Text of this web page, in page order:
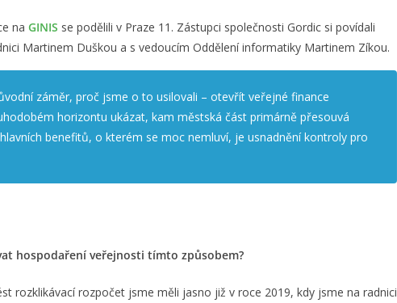
na GINIS se podělili v Praze 11. Zástupci společnosti Gordic si povídali
Martinem Duškou a s vedoucím Oddělení informatiky Martinem Zíkou.
záměr, proč jsme o to usilovali – otevřít veřejné finance
horizontu ukázat, kam městská část primárně přesouvá
benefitů, o kterém se moc nemluví, je usnadnění kontroly pro
hospodaření veřejnosti tímto způsobem?
rozklikávací rozpočet jsme měli jasno již v roce 2019, kdy jsme na radnici